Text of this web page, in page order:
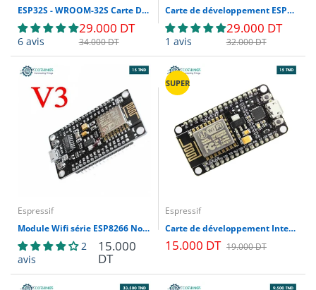
ESP32S - WROOM-32S Carte Developpement WIFI+BLUETOOTH 38 BROCHES
6 avis
29.000 DT
34.000 DT
Carte de développement ESP32 Rev1 Dual Core CP2102
1 avis
29.000 DT
32.000 DT
Espressif
Module Wifi série ESP8266 NodeMcu Lua Wifi V3 CH340
2
avis
15.000
DT
SUPER
Espressif
Carte de développement Internet NodeMcu Lua WIFI basée sur ESP8266 CP2102
15.000 DT 19.000 DT